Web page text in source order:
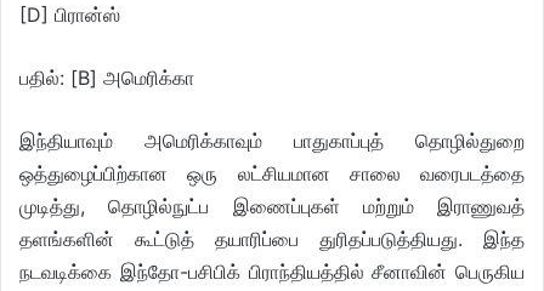
[D] பிரான்ஸ்
பதில்: [B] அமெரிக்கா
இந்தியாவும் அமெரிக்காவும் பாதுகாப்புத் தொழில்துறை
ஒத்துழைப்பிற்கான ஒரு லட்சியமான சாலை வரைபடத்தை
முடித்து, தொழில்நுட்ப இணைப்புகள் மற்றும் இராணுவத்
தளங்களின் கூட்டுத் தயாரிப்பை துரிதப்படுத்தியது. இந்த
நடவடிக்கை இந்தோ-பசிபிக் பிராந்தியத்தில் சீனாவின் பெருகிய